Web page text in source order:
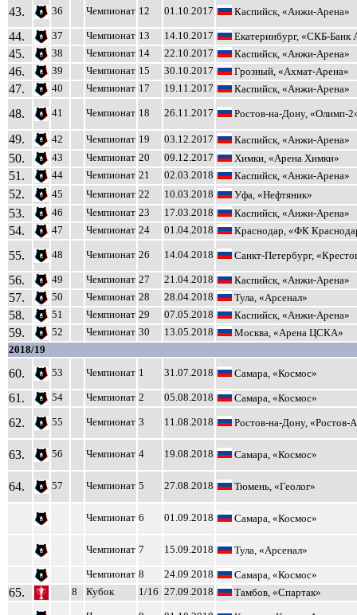
43. 36 Чемпионат 12 01.10.2017 Каспийск, «Анжи-Арена»
44. 37 Чемпионат 13 14.10.2017 Екатеринбург, «СКБ-Банк
45. 38 Чемпионат 14 22.10.2017 Каспийск, «Анжи-Арена»
46. 39 Чемпионат 15 30.10.2017 Грозный, «Ахмат-Арена»
47. 40 Чемпионат 17 19.11.2017 Каспийск, «Анжи-Арена»
48. 41 Чемпионат 18 26.11.2017 Ростов-на-Дону, «Олимп-
49. 42 Чемпионат 19 03.12.2017 Каспийск, «Анжи-Арена»
50. 43 Чемпионат 20 09.12.2017 Химки, «Арена Химки»
51. 44 Чемпионат 21 02.03.2018 Каспийск, «Анжи-Арена»
52. 45 Чемпионат 22 10.03.2018 Уфа, «Нефтяник»
53. 46 Чемпионат 23 17.03.2018 Каспийск, «Анжи-Арена»
54. 47 Чемпионат 24 01.04.2018 Краснодар, «ФК
55. 48 Чемпионат 26 14.04.2018 Санкт-Петербург,
56. 49 Чемпионат 27 21.04.2018 Каспийск, «Анжи-Арена»
57. 50 Чемпионат 28 28.04.2018 Тула, «Арсенал»
58. 51 Чемпионат 29 07.05.2018 Каспийск, «Анжи-Арена»
59. 52 Чемпионат 30 13.05.2018 Москва, «Арена ЦСКА»
2018/19
60. 53 Чемпионат 1 31.07.2018 Самара, «Космос»
61. 54 Чемпионат 2 05.08.2018 Самара, «Космос»
62. 55 Чемпионат 3 11.08.2018 Ростов-на-Дону, «Ростов-
63. 56 Чемпионат 4 19.08.2018 Самара, «Космос»
64. 57 Чемпионат 5 27.08.2018 Тюмень, «Геолог»
Чемпионат 6 01.09.2018 Самара, «Космос»
Чемпионат 7 15.09.2018 Тула, «Арсенал»
Чемпионат 8 24.09.2018 Самара, «Космос»
65. 8 Кубок 1/16 27.09.2018 Тамбов, «Спартак»